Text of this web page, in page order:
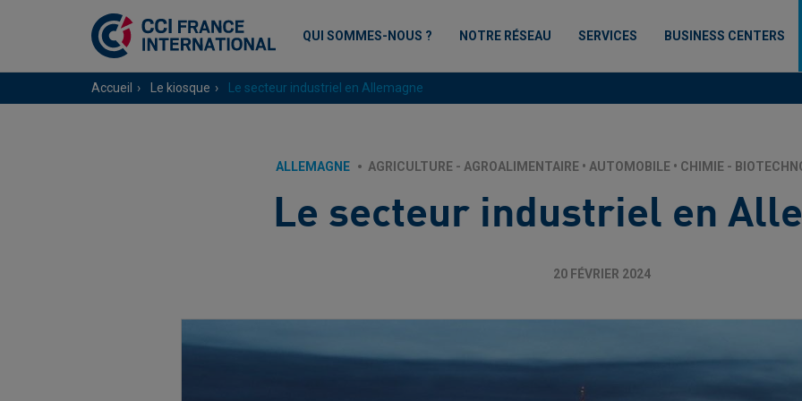
QUI SOMMES-NOUS ? NOTRE RÉSEAU SERVICES BUSINESS CENTERS
Accueil Le kiosque Le secteur industriel en Allemagne
ALLEMAGNE AGRICULTURE - AGROALIMENTAIRE • AUTOMOBILE • CHIMIE -
Le secteur industriel en
20 FÉVRIER 2024